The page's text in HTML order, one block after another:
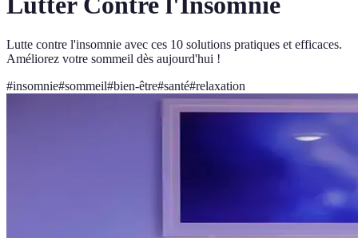
Lutte contre l'insomnie avec ces 10 solutions pratiques et efficaces.
Améliorez votre sommeil dès aujourd'hui !
#insomnie#sommeil#bien-être#santé#relaxation